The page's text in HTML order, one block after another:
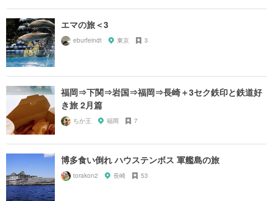
エマの旅＜3
eburfeindt 東京 3
福岡⇒下関⇒岩国⇒福岡⇒長崎＋3セク鉄印と鉄道好
き旅 2月篇
ちか王 福岡 7
博多食い倒れ ハウステンボス 軍艦島の旅
torakon2 長崎 53